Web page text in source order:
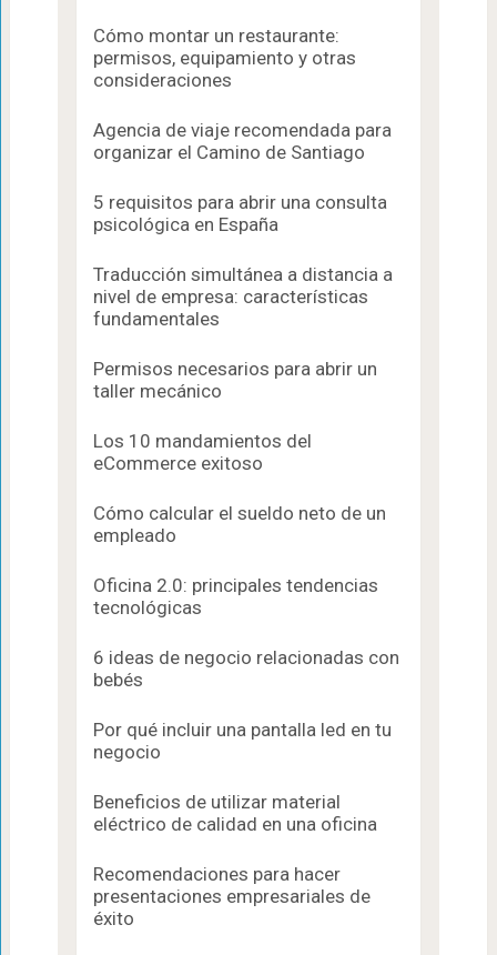
Cómo montar un restaurante:
permisos, equipamiento y otras
consideraciones
Agencia de viaje recomendada para
organizar el Camino de Santiago
5 requisitos para abrir una consulta
psicológica en España
Traducción simultánea a distancia a
nivel de empresa: características
fundamentales
Permisos necesarios para abrir un
taller mecánico
Los 10 mandamientos del
eCommerce exitoso
Cómo calcular el sueldo neto de un
empleado
Oficina 2.0: principales tendencias
tecnológicas
6 ideas de negocio relacionadas con
bebés
Por qué incluir una pantalla led en tu
negocio
Beneficios de utilizar material
eléctrico de calidad en una oficina
Recomendaciones para hacer
presentaciones empresariales de
éxito